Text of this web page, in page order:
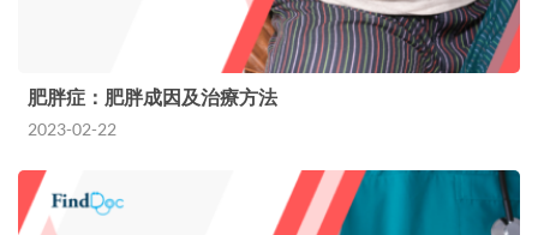
肥胖症：肥胖成因及治療方法
2023-02-22